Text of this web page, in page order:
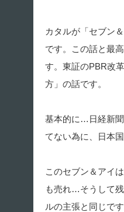
カタルが「セブン
です。この話と最
す。東証のPBR改
方」の話です。
基本的に…日経新聞
てない為に、日本
このセブン＆アイ
も売れ…そうして
ルの主張と同じで